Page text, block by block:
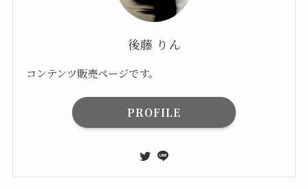
後藤 りん
コンテンツ販売ページです。
PROFILE